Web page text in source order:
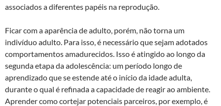
associados a diferentes papéis na reprodução.
Ficar com a aparência de adulto, porém, não torna um
indivíduo adulto. Para isso, é necessário que sejam adotados
comportamentos amadurecidos. Isso é atingido ao longo da
segunda etapa da adolescência: um período longo de
aprendizado que se estende até o início da idade adulta,
durante o qual é refinada a capacidade de reagir ao ambiente.
Aprender como cortejar potenciais parceiros, por exemplo, é